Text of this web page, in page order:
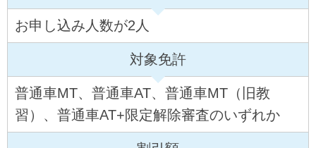
お申し込み人数が2人
対象免許
普通車MT、普通車AT、普通車MT（旧教
習）、普通車AT+限定解除審査のいずれか